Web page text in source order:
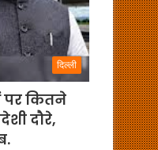
दिल्ली
पर कितने
दौरे,